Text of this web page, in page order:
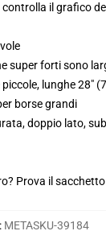
il grafico
super forti sono
lunghe 28"
borse grandi
doppio lato,
Prova il
: METASKU-39184